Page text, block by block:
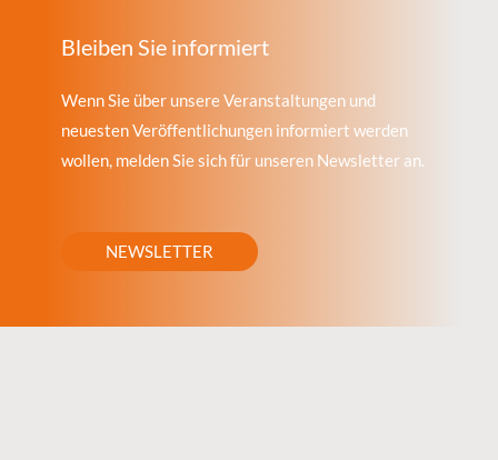
Bleiben Sie informiert
Wenn Sie über unsere Veranstaltungen und
neuesten Veröffentlichungen informiert werden
wollen, melden Sie sich für unseren Newsletter an.
NEWSLETTER